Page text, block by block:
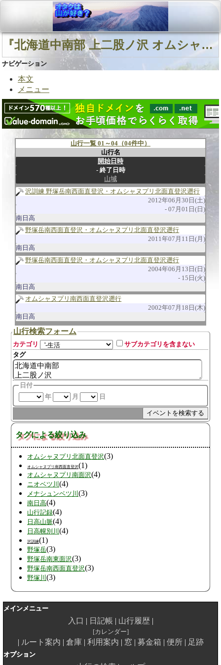
『北海道中南部 上二股ノ沢 オムシャヌプリ』に関連する山行
ナビゲーション
本文
メニュー
山行一覧 01～04（04件中）
山行名
開始日時
終了日時
山域
沢訓練 野塚岳南西面直登沢・オムシャヌプリ北面直登沢遡行
2012年06月30日(土)
07月01日(日)
南日高
野塚岳南西面直登沢・オムシャヌプリ北面直登沢遡行
2011年07月11日(月)
南日高
野塚岳南西面直登沢・オムシャヌプリ北面直登沢遡行
2004年06月13日(日)
15日(火)
南日高
オムシャヌプリ南西面直登沢遡行
2002年07月18日(木)
南日高
山行検索フォーム
カテゴリ
サブカテゴリを含まない
タグ
日付
年
月 日
タグによる絞り込み
オムシャヌプリ北面直登沢(3)
オムシャヌプリ南西面直登沢(1)
オムシャヌプリ南面沢(4)
ニオベツ川 (4)
メナシュンベツ川 (3)
南日高(4)
山行記録(4)
日高山脈(4)
日高幌別川 (4)
沢訓練(1)
野塚岳(3)
野塚岳南東面沢(3)
野塚岳南西面直登沢(3)
野塚川 (3)
メインメニュー
入口 日記帳 山行履歴
カレンダー
ルート案内 倉庫 利用案内 窓 募金箱 便所 足跡
オプション